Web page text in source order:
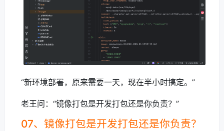
“新环境部署，原来需要一天，现在半小时搞定。”
老王问：“镜像打包是开发打包还是你负责？”
07、镜像打包是开发打包还是你负责？